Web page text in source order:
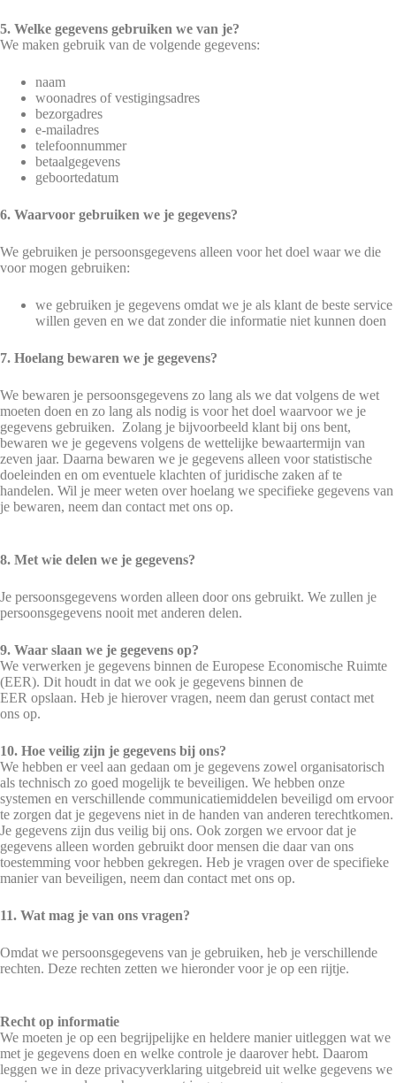
5. Welke gegevens gebruiken we van je?
We maken gebruik van de volgende gegevens:
naam
woonadres of vestigingsadres
bezorgadres
e-mailadres
telefoonnummer
betaalgegevens
geboortedatum
6. Waarvoor gebruiken we je gegevens?
We gebruiken je persoonsgegevens alleen voor het doel waar we die
voor mogen gebruiken:
we gebruiken je gegevens omdat we je als klant de beste service
willen geven en we dat zonder die informatie niet kunnen doen
7. Hoelang bewaren we je gegevens?
We bewaren je persoonsgegevens zo lang als we dat volgens de wet
moeten doen en zo lang als nodig is voor het doel waarvoor we je
gegevens gebruiken. Zolang je bijvoorbeeld klant bij ons bent,
bewaren we je gegevens volgens de wettelijke bewaartermijn van
zeven jaar. Daarna bewaren we je gegevens alleen voor statistische
doeleinden en om eventuele klachten of juridische zaken af te
handelen. Wil je meer weten over hoelang we specifieke gegevens van
je bewaren, neem dan contact met ons op.
8. Met wie delen we je gegevens?
Je persoonsgegevens worden alleen door ons gebruikt. We zullen je
persoonsgegevens nooit met anderen delen.
9. Waar slaan we je gegevens op?
We verwerken je gegevens binnen de Europese Economische Ruimte
(EER). Dit houdt in dat we ook je gegevens binnen de
EER opslaan. Heb je hierover vragen, neem dan gerust contact met
ons op.
10. Hoe veilig zijn je gegevens bij ons?
We hebben er veel aan gedaan om je gegevens zowel organisatorisch
als technisch zo goed mogelijk te beveiligen. We hebben onze
systemen en verschillende communicatiemiddelen beveiligd om ervoor
te zorgen dat je gegevens niet in de handen van anderen terechtkomen.
Je gegevens zijn dus veilig bij ons. Ook zorgen we ervoor dat je
gegevens alleen worden gebruikt door mensen die daar van ons
toestemming voor hebben gekregen. Heb je vragen over de specifieke
manier van beveiligen, neem dan contact met ons op.
11. Wat mag je van ons vragen?
Omdat we persoonsgegevens van je gebruiken, heb je verschillende
rechten. Deze rechten zetten we hieronder voor je op een rijtje.
Recht op informatie
We moeten je op een begrijpelijke en heldere manier uitleggen wat we
met je gegevens doen en welke controle je daarover hebt. Daarom
leggen we in deze privacyverklaring uitgebreid uit welke gegevens we